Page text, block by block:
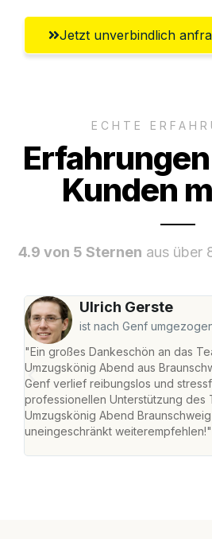
Jetzt unverbindlich
ECHTE
Kunden
4.9 von 5 Sternen aus über
Ulrich Gerste
ist nach Genf
"Ein großes Dankeschön an das
Umzugskönig Abend aus
Genf verlief reibungslos und
professionellen Unterstützung des
Umzugskönig Abend
uneingeschränkt weiterempfehlen!"